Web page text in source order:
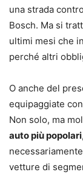
una strada
Bosch. Ma si
ultimi mesi che
perché altri
O anche del
equipaggiate
Non solo, ma
auto più popolari
vetture di